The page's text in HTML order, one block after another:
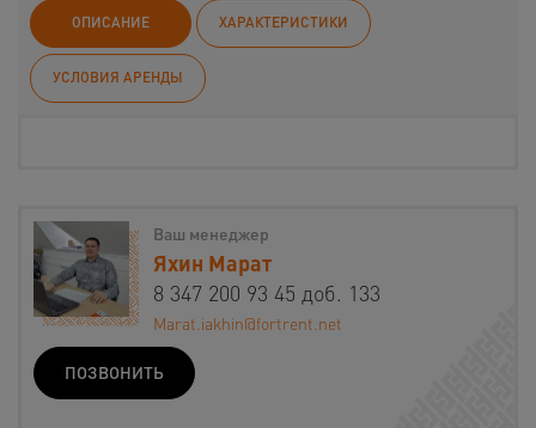
ОПИСАНИЕ ХАРАКТЕРИСТИКИ
УСЛОВИЯ АРЕНДЫ
Ваш менеджер
Яхин Марат
8 347 200 93 45 доб. 133
Marat.iakhin@fortrent.net
ПОЗВОНИТЬ